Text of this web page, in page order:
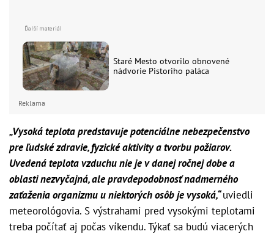
Staré Mesto otvorilo obnovené
nádvorie Pistoriho paláca
Reklama
„Vysoká teplota predstavuje potenciálne nebezpečenstvo
pre ľudské zdravie, fyzické aktivity a tvorbu požiarov.
Uvedená teplota vzduchu nie je v danej ročnej dobe a
oblasti nezvyčajná, ale pravdepodobnosť nadmerného
zaťaženia organizmu u niektorých osôb je vysoká,“uviedli
meteorológovia. S výstrahami pred vysokými teplotami
treba počítať aj počas víkendu. Týkať sa budú viacerých